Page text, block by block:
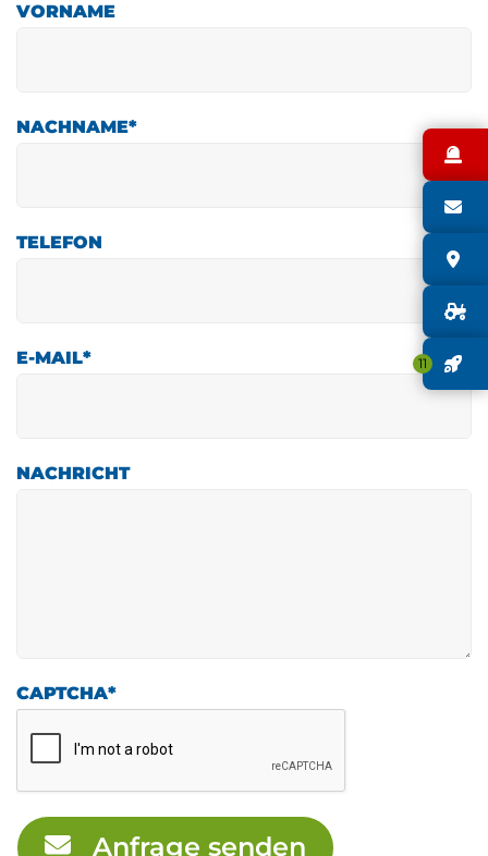
11
VORNAME
NACHNAME*
TELEFON
E-MAIL*
NACHRICHT
CAPTCHA*
Anfrage senden